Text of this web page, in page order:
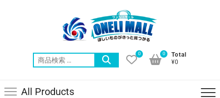
索
0
Total
¥0
0
All Products